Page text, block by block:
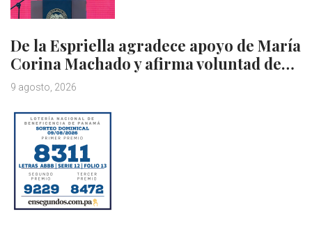
De la Espriella agradece apoyo de María
Corina Machado y afirma voluntad de…
9 agosto, 2026